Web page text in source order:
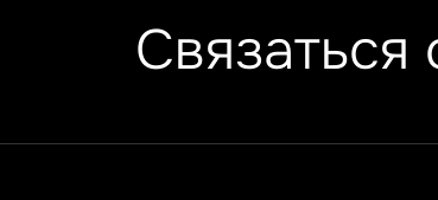
Связаться